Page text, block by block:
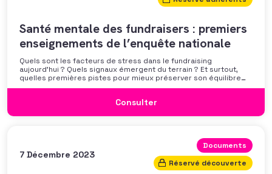
Santé mentale des fundraisers : premiers
enseignements de l’enquête nationale
Quels sont les facteurs de stress dans le fundraising
aujourd’hui ? Quels signaux émergent du terrain ? Et surtout,
quelles premières pistes pour mieux préserver son équilibre
professionnel ? L’AFF vous propose un webinaire pour découvrir
discussion autour des mécanismes
Consulter
7 Décembre 2023
Documents
Réservé découverte